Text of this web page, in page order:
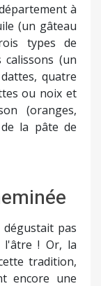
à
(un gâteau
types de
(un
quatre
ou noix et
(oranges,
la pâte de
pas
l'âtre ! Or, la
tradition,
encore une